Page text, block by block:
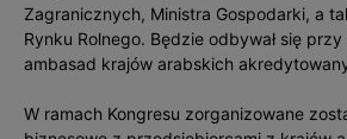
Zagranicznych, Ministra Gospodarki, a
Rynku Rolnego. Będzie odbywał się przy
ambasad krajów arabskich
W ramach Kongresu zorganizowane